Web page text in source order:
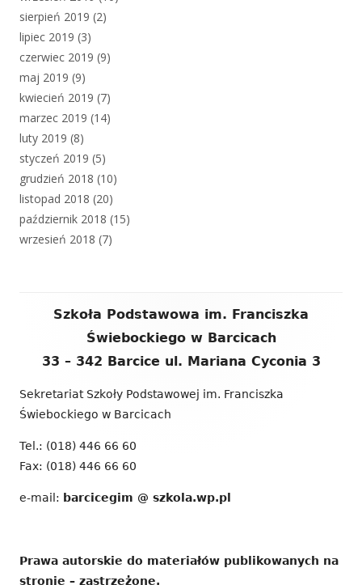
sierpień 2019 (2)
lipiec 2019 (3)
czerwiec 2019 (9)
maj 2019 (9)
kwiecień 2019 (7)
marzec 2019 (14)
luty 2019 (8)
styczeń 2019 (5)
grudzień 2018 (10)
listopad 2018 (20)
październik 2018 (15)
wrzesień 2018 (7)
Zawartość
Szkoła Podstawowa im. Franciszka
Świebockiego w Barcicach
33 – 342 Barcice ul. Mariana Cyconia 3
Sekretariat Szkoły Podstawowej im. Franciszka
Świebockiego w Barcicach
Tel.: (018) 446 66 60
Fax: (018) 446 66 60
e-mail: barcicegim @ szkola.wp.pl
Prawa autorskie do materiałów publikowanych na
stronie – zastrzeżone.